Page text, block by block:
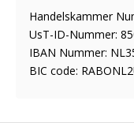
Handelskammer
UsT-ID-Nummer:
IBAN Nummer:
BIC code: